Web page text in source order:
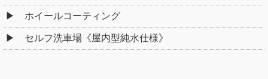
ホイールコーティング
セルフ洗車場《屋内型純水仕様》